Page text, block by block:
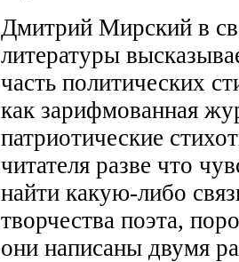
Дмитрий Мирский в
литературы
часть политических
как зарифмованная
патриотические
читателя разве что
найти какую-либо
творчества поэта,
они написаны двумя